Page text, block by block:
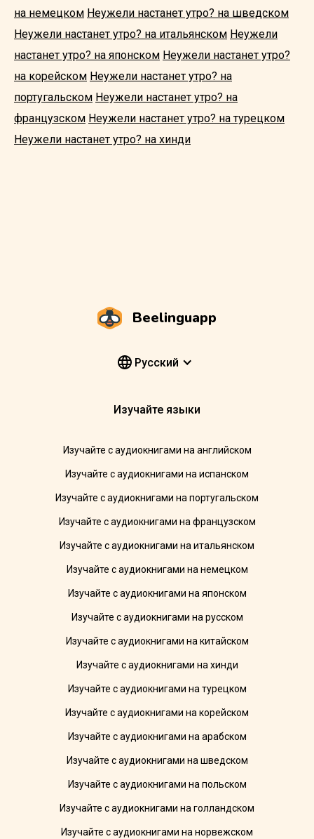
на немецком Неужели настанет утро? на шведском
Неужели настанет утро? на итальянском Неужели
настанет утро? на японском Неужели настанет утро?
на корейском Неужели настанет утро? на
португальском Неужели настанет утро? на
французском Неужели настанет утро? на турецком
Неужели настанет утро? на хинди
Beelinguapp
Pусский
Изучайте языки
Изучайте с аудиокнигами на английском
Изучайте с аудиокнигами на испанском
Изучайте с аудиокнигами на португальском
Изучайте с аудиокнигами на французском
Изучайте с аудиокнигами на итальянском
Изучайте с аудиокнигами на немецком
Изучайте с аудиокнигами на японском
Изучайте с аудиокнигами на русском
Изучайте с аудиокнигами на китайском
Изучайте с аудиокнигами на хинди
Изучайте с аудиокнигами на турецком
Изучайте с аудиокнигами на корейском
Изучайте с аудиокнигами на арабском
Изучайте с аудиокнигами на шведском
Изучайте с аудиокнигами на польском
Изучайте с аудиокнигами на голландском
Изучайте с аудиокнигами на норвежском